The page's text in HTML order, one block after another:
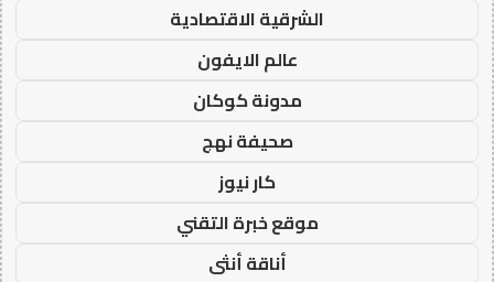
الشرقية الاقتصادية
عالم الايفون
مدونة كوكان
صحيفة نهج
كار نيوز
موقع خبرة التقني
أناقة أنثى